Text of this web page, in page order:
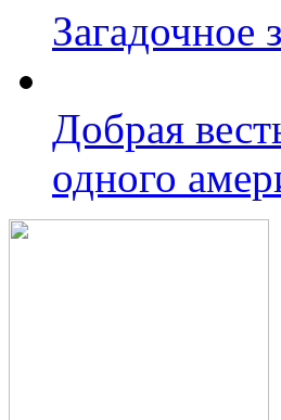
Загадочное
Добрая
одного